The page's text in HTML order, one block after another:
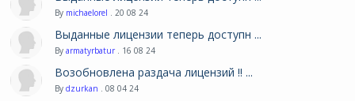
By michaelorel . 20 08 24
Выданные лицензии теперь доступн ...
By armatyrbatur . 16 08 24
Возобновлена раздача лицензий !! ...
By dzurkan . 08 04 24